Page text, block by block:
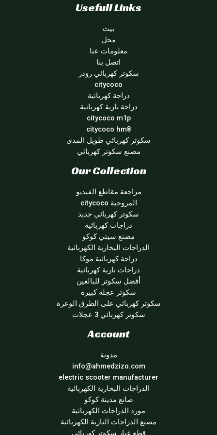
Usefull Links
بيت
محل
معلومات عنا
اتصل بنا
سكوتر كهربائي رودر
citycoco
دراجة كهربائية
دراجة نارية كهربائية
citycoco m1p
citycoco hm8
سكوتر كهربائي طويل المدى
مصنع سكوتر كهربائي
Our Collection
مراجعة مقاطع الفيديو
المروحية citycoco
سكوتر كهربائي جديد
دراجات كهربائية
مصنع سيتي كوكو
الدراجات البخارية الكهربائية
دراجة كهربائية موكا
دراجات نارية كهربائية
أفضل سكوتر للبالغين
سكوتر عجلة كبيرة
سكوتر كهربائي على الطرق الوعرة
سكوتر كهربائي 3 عجلات
Account
مدونة
info@ahmedzizo.com
electric scooter manufacturer
الدراجات البخارية الكهربائية
صانع مدينة كوكو
مورد الدراجات الكهربائية
مصنع الدراجات النارية الكهربائية
قطع غيار سكوتر كهربائي